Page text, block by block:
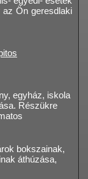
Ön geresdlaki
egyház, iskola
Részükre
bokszainak,
áthúzása,